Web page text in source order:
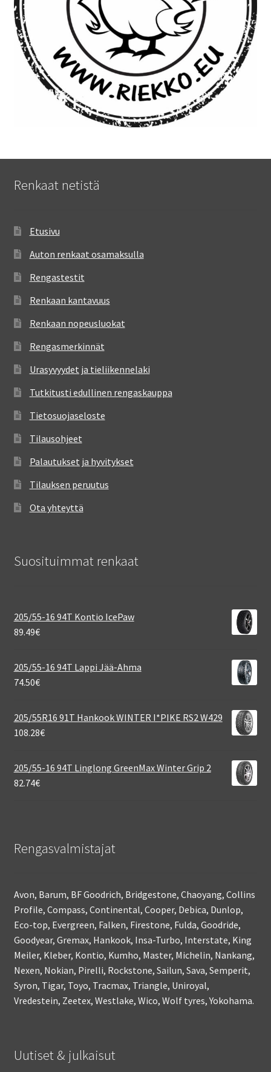
Renkaat netistä
Etusivu
Auton renkaat osamaksulla
Rengastestit
Renkaan kantavuus
Renkaan nopeusluokat
Rengasmerkinnät
Urasyvyydet ja tieliikennelaki
Tutkitusti edullinen rengaskauppa
Tietosuojaseloste
Tilausohjeet
Palautukset ja hyvitykset
Tilauksen peruutus
Ota yhteyttä
Suosituimmat renkaat
205/55-16 94T Kontio IcePaw
89.49€
205/55-16 94T Lappi Jää-Ahma
74.50€
205/55R16 91T Hankook WINTER I*PIKE RS2 W429
108.28€
205/55-16 94T Linglong GreenMax Winter Grip 2
82.74€
Rengasvalmistajat
Avon, Barum, BF Goodrich, Bridgestone, Chaoyang, Collins
Profile, Compass, Continental, Cooper, Debica, Dunlop,
Eco-top, Evergreen, Falken, Firestone, Fulda, Goodride,
Goodyear, Gremax, Hankook, Insa-Turbo, Interstate, King
Meiler, Kleber, Kontio, Kumho, Master, Michelin, Nankang,
Nexen, Nokian, Pirelli, Rockstone, Sailun, Sava, Semperit,
Syron, Tigar, Toyo, Tracmax, Triangle, Uniroyal,
Vredestein, Zeetex, Westlake, Wico, Wolf tyres, Yokohama.
Uutiset & julkaisut